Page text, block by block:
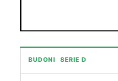
BUDONI SERIE D